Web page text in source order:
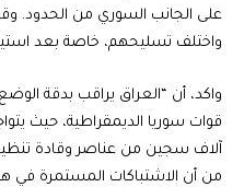
على الجانب السوري من الحدود.
واختلف تسليحهم، خاصة بعد
قوات سوريا الديمقراطية، حيث
آلاف سجين من عناصر وقادة
من أن الاشتباكات المستمرة في